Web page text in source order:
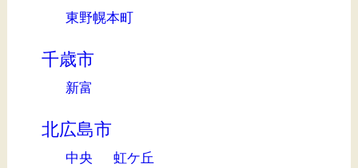
東野幌本町
千歳市
新富
北広島市
中央 虹ケ丘